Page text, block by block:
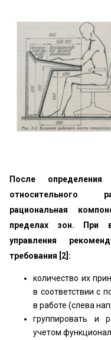
После
относительного
рациональная
пределах зон. При
управления
требования [2]:
количество их
в соответствии с
в работе (слева
группировать и
учетом